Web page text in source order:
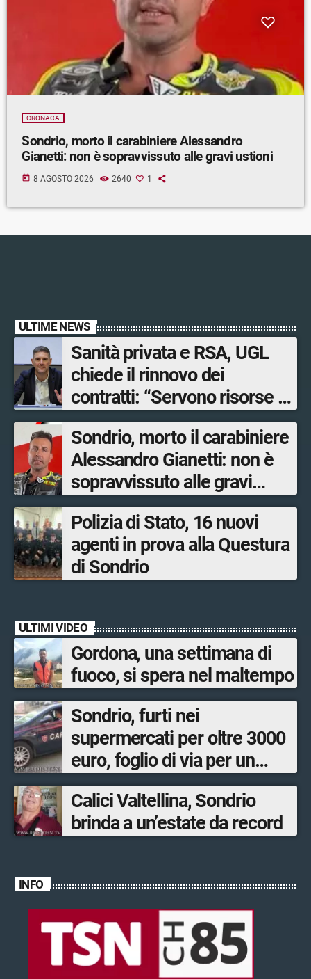
CRONACA
Sondrio, morto il carabiniere Alessandro
Gianetti: non è sopravvissuto alle gravi ustioni
today 8 AGOSTO 2026 2640 1
ULTIME NEWS
Sanità privata e RSA, UGL
chiede il rinnovo dei
contratti: “Servono risorse e
salari adeguati”
Sondrio, morto il carabiniere
Alessandro Gianetti: non è
sopravvissuto alle gravi
ustioni
Polizia di Stato, 16 nuovi
agenti in prova alla Questura
di Sondrio
ULTIMI VIDEO
Gordona, una settimana di
fuoco, si spera nel maltempo
Sondrio, furti nei
supermercati per oltre 3000
euro, foglio di via per un
ventinovenne
Calici Valtellina, Sondrio
brinda a un’estate da record
INFO